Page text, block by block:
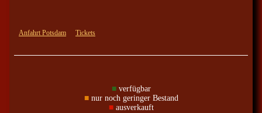
Anfahrt Potsdam Tickets
■verfügbar
■nur noch geringer Bestand
■ausverkauft